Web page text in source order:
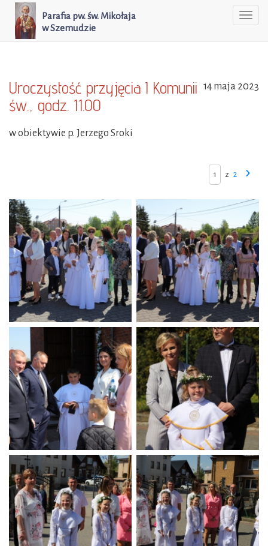
Parafia pw. św. Mikołaja
w Szemudzie
14 maja 2023
Uroczystość przyjęcia I Komunii
św., godz. 11.00
w obiektywie p. Jerzego Sroki
z 2